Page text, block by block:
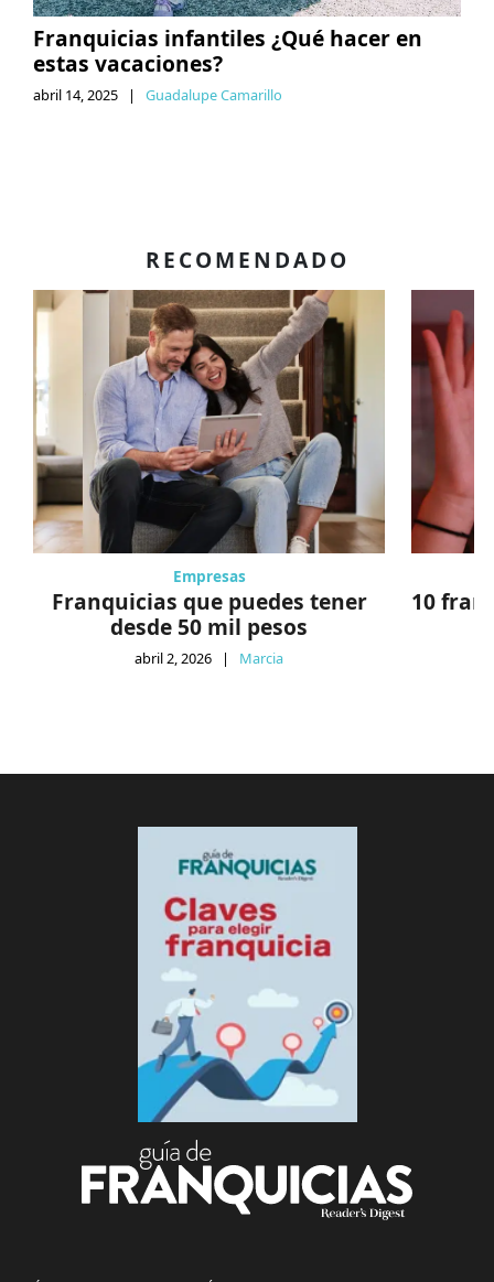
Franquicias infantiles ¿Qué hacer en
estas vacaciones?
abril 14, 2025 | Guadalupe Camarillo
RECOMENDADO
Empresas
Franquicias que puedes tener
desde 50 mil pesos
abril 2, 2026 | Marcia
10